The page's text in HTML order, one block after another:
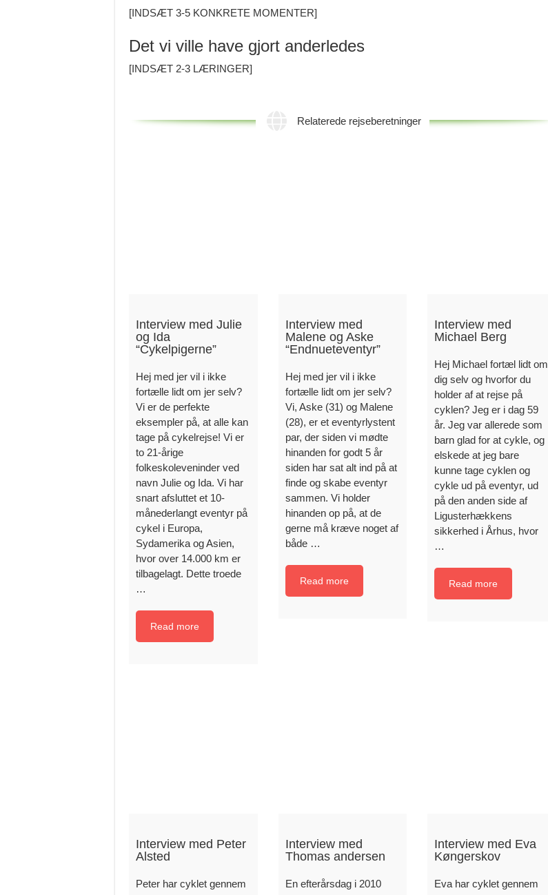
[INDSÆT 3-5 KONKRETE MOMENTER]
Det vi ville have gjort anderledes
[INDSÆT 2-3 LÆRINGER]
Relaterede rejseberetninger
Interview med Julie
og Ida
“Cykelpigerne”
Hej med jer vil i ikke
fortælle lidt om jer selv?
Vi er de perfekte
eksempler på, at alle kan
tage på cykelrejse! Vi er
to 21-årige
folkeskoleveninder ved
navn Julie og Ida. Vi har
snart afsluttet et 10-
månederlangt eventyr på
cykel i Europa,
Sydamerika og Asien,
hvor over 14.000 km er
tilbagelagt. Dette troede
…
Read more
Interview med
Malene og Aske
“Endnueteventyr”
Hej med jer vil i ikke
fortælle lidt om jer selv?
Vi, Aske (31) og Malene
(28), er et eventyrlystent
par, der siden vi mødte
hinanden for godt 5 år
siden har sat alt ind på at
finde og skabe eventyr
sammen. Vi holder
hinanden op på, at de
gerne må kræve noget af
både …
Read more
Interview med
Michael Berg
Hej Michael fortæl lidt om
dig selv og hvorfor du
holder af at rejse på
cyklen? Jeg er i dag 59
år. Jeg var allerede som
barn glad for at cykle, og
elskede at jeg bare
kunne tage cyklen og
cykle ud på eventyr, ud
på den anden side af
Ligusterhækkens
sikkerhed i Århus, hvor
…
Read more
Interview med Peter
Alsted
Peter har cyklet gennem
Interview med
Thomas andersen
En efterårsdag i 2010
Interview med Eva
Køngerskov
Eva har cyklet gennem